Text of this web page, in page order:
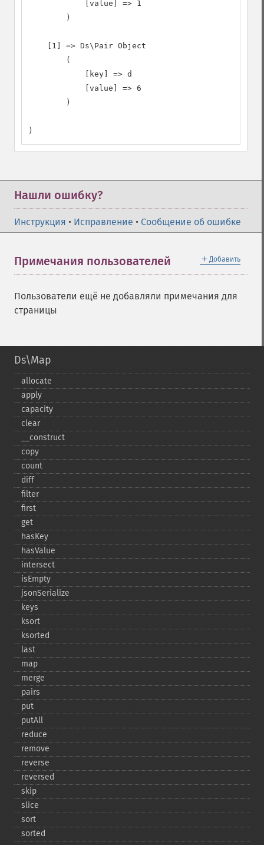
            [value] => 1
        )
    [1] => Ds\Pair Object
        (
            [key] => d
            [value] => 6
        )
)
Нашли ошибку?
Инструкция • Исправление • Сообщение об ошибке
＋ Добавить
Примечания пользователей
Пользователи ещё не добавляли примечания для
страницы
Ds\Map
allocate
apply
capacity
clear
_​_​construct
copy
count
diff
filter
first
get
hasKey
hasValue
intersect
isEmpty
jsonSerialize
keys
ksort
ksorted
last
map
merge
pairs
put
putAll
reduce
remove
reverse
reversed
skip
slice
sort
sorted